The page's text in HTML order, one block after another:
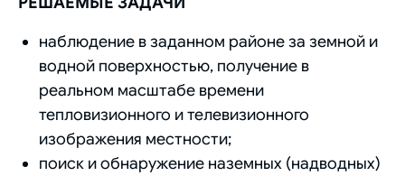
наблюдение в заданном районе за земной и
водной поверхностью, получение в
реальном масштабе времени
тепловизионного и телевизионного
изображения местности;
поиск и обнаружение наземных (надводных)